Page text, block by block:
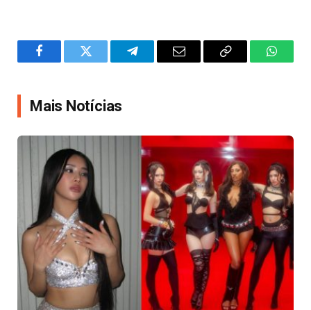
FacebookTwitter TelegramEmail
Copy
Mais Notícias